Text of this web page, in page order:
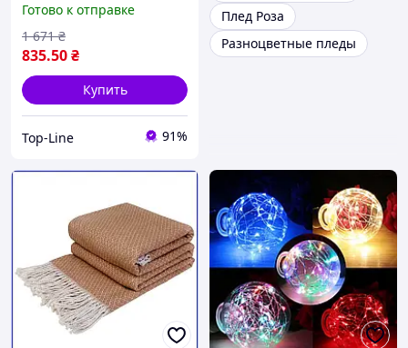
декора в доме
Готово к отправке
835.50₴
1 671 ₴
Купить
Top-Line 91%
Плед Роза
Разноцветные пледы